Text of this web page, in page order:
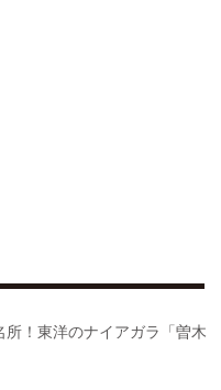
！東洋のナイアガラ「曽木